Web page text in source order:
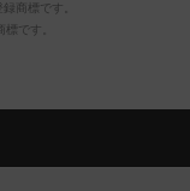
商標です。
です。